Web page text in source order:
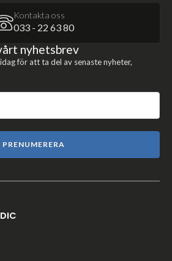
Kontakta oss
033 - 22 63 80
nyhetsbrev
för att ta del av senaste nyheter,
PRENUMERERA